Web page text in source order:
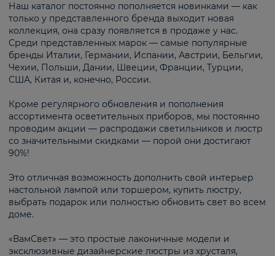
Наш каталог постоянно пополняется новинками — как
только у представленного бренда выходит новая
коллекция, она сразу появляется в продаже у нас.
Среди представленных марок — самые популярные
бренды Италии, Германии, Испании, Австрии, Бельгии,
Чехии, Польши, Дании, Швеции, Франции, Турции,
США, Китая и, конечно, России.
Кроме регулярного обновления и пополнения
ассортимента осветительных приборов, мы постоянно
проводим акции — распродажи светильников и люстр
со значительными скидками — порой они достигают
90%!
Это отличная возможность дополнить свой интерьер
настольной лампой или торшером, купить люстру,
выбрать подарок или полностью обновить свет во всем
доме.
«ВамСвет» — это простые лаконичные модели и
эксклюзивные дизайнерские люстры из хрусталя,